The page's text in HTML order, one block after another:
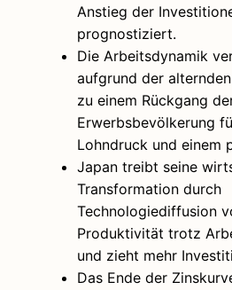
Anstieg der
prognostiziert.
Die Arbeitsdynamik
aufgrund der
zu einem Rückgang
Erwerbsbevölkerung
Lohndruck und einem
Japan treibt seine
Transformation durch
Technologiediffusion
Produktivität trotz
und zieht mehr
Das Ende der